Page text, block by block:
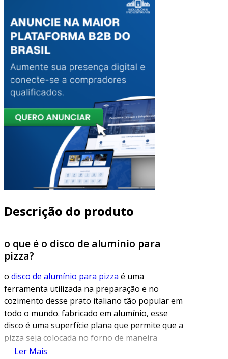
Descrição do produto
o que é o disco de alumínio para
pizza?
o disco de alumínio para pizza é uma
ferramenta utilizada na preparação e no
cozimento desse prato italiano tão popular em
todo o mundo. fabricado em alumínio, esse
disco é uma superfície plana que permite que a
pizza seja colocada no forno de maneira
uniforme e segura. sua capacidade de conduzir
Ler Mais